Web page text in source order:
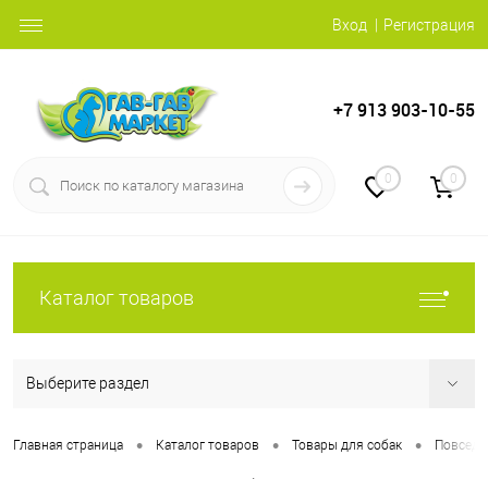
Вход Регистрация
+7 913 903-10-55
0 0
Каталог товаров
Выберите раздел
Главная страница • Каталог товаров • Товары для собак •